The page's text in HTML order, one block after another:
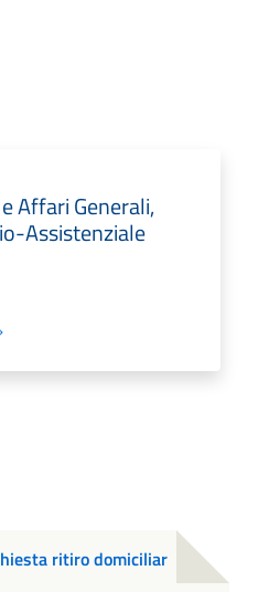
Affari Generali,
Assistenziale
ritiro domiciliar